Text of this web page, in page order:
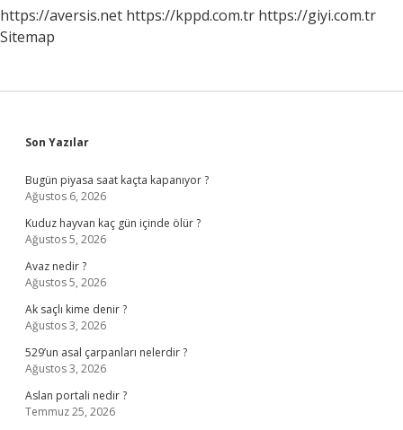
https://aversis.net https://kppd.com.tr https://giyi.com.tr
Sitemap
Sidebar
Son Yazılar
Bugün piyasa saat kaçta kapanıyor ?
Ağustos 6, 2026
Kuduz hayvan kaç gün içinde ölür ?
Ağustos 5, 2026
Avaz nedir ?
Ağustos 5, 2026
Ak saçlı kime denir ?
Ağustos 3, 2026
529’un asal çarpanları nelerdir ?
Ağustos 3, 2026
Aslan portali nedir ?
Temmuz 25, 2026